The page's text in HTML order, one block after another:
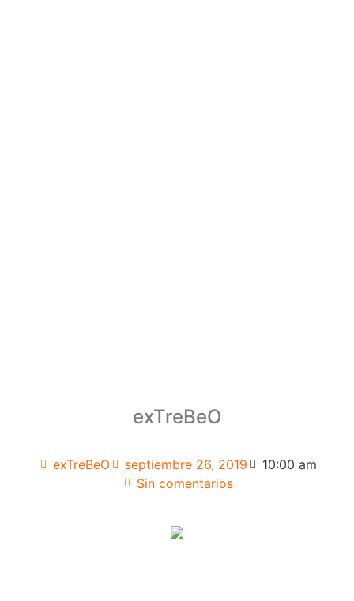
exTreBeO
exTreBeO septiembre 26, 2019
10:00 am
Sin comentarios